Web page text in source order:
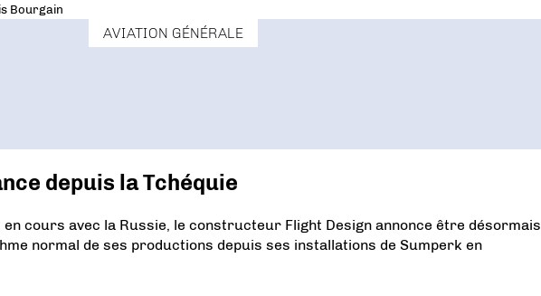
Bourgain
AVIATION GÉNÉRALE
depuis la Tchéquie
en cours avec la Russie, le constructeur Flight Design annonce être désormais
normal de ses productions depuis ses installations de Sumperk en